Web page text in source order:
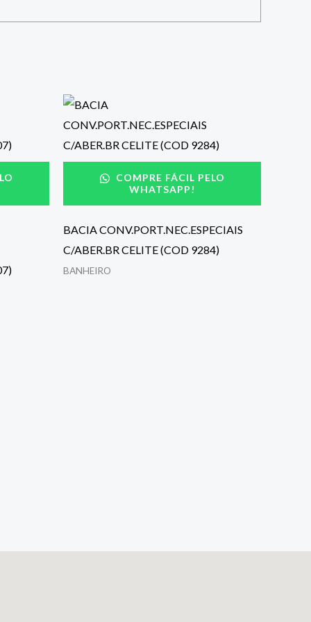
COMPRE FÁCIL PELO
WHATSAPP!
BACIA CONV.PORT.NEC.ESPECIAIS
C/ABER.BR CELITE (COD 9284)
BANHEIRO